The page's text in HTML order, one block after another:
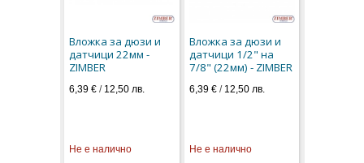
Вложка за дюзи и
датчици 22мм -
ZIMBER
6,39 € / 12,50 лв.
Не е налично
Вложка за дюзи и
датчици 1/2" на
7/8" (22мм) - ZIMBER
6,39 €/ 12,50 лв.
Не е налично